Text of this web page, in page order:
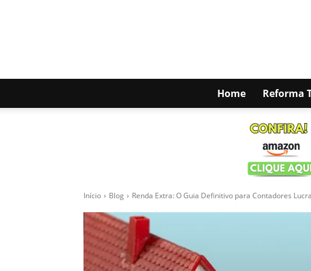
Home Reforma
Início Blog Renda Extra: O Guia Definitivo para Contadores